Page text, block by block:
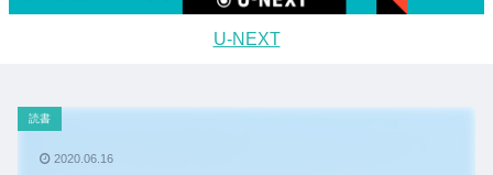
U-NEXT
読書
2020.06.16